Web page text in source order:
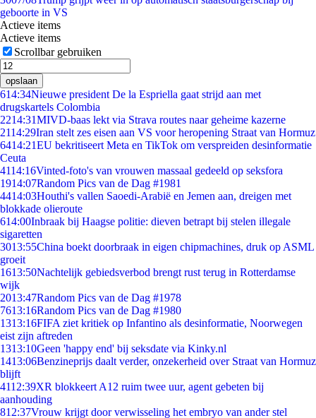
geboorte in VS
Actieve items
Actieve items
Scrollbar gebruiken
opslaan
614:34Nieuwe president De la Espriella gaat strijd aan met
drugskartels Colombia
2214:31MIVD-baas lekt via Strava routes naar geheime kazerne
2114:29Iran stelt zes eisen aan VS voor heropening Straat van Hormuz
6414:21EU bekritiseert Meta en TikTok om verspreiden desinformatie
Ceuta
4114:16Vinted-foto's van vrouwen massaal gedeeld op seksfora
1914:07Random Pics van de Dag #1981
4414:03Houthi's vallen Saoedi-Arabië en Jemen aan, dreigen met
blokkade olieroute
614:00Inbraak bij Haagse politie: dieven betrapt bij stelen illegale
sigaretten
3013:55China boekt doorbraak in eigen chipmachines, druk op ASML
groeit
1613:50Nachtelijk gebiedsverbod brengt rust terug in Rotterdamse
wijk
2013:47Random Pics van de Dag #1978
7613:16Random Pics van de Dag #1980
1313:16FIFA ziet kritiek op Infantino als desinformatie, Noorwegen
eist zijn aftreden
1313:10Geen 'happy end' bij seksdate via Kinky.nl
1413:06Benzineprijs daalt verder, onzekerheid over Straat van Hormuz
blijft
4112:39XR blokkeert A12 ruim twee uur, agent gebeten bij
aanhouding
812:37Vrouw krijgt door verwisseling het embryo van ander stel